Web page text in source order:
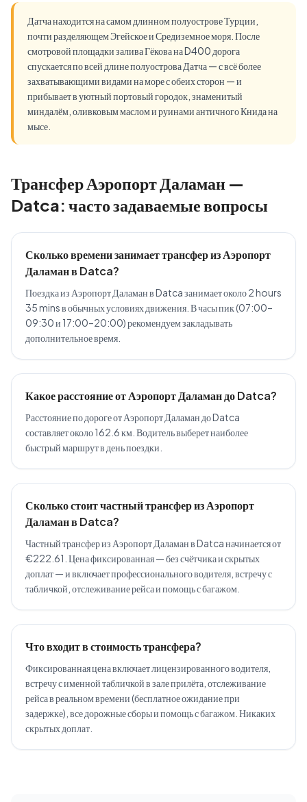
Датча находится на самом длинном полуострове Турции,
почти разделяющем Эгейское и Средиземное моря. После
смотровой площадки залива Гёкова на D400 дорога
спускается по всей длине полуострова Датча — с всё более
захватывающими видами на море с обеих сторон — и
прибывает в уютный портовый городок, знаменитый
миндалём, оливковым маслом и руинами античного Книда на
мысе.
Трансфер Аэропорт Даламан —
Datca: часто задаваемые вопросы
Сколько времени занимает трансфер из Аэропорт
Даламан в Datca?
Поездка из Аэропорт Даламан в Datca занимает около 2 hours
35 mins в обычных условиях движения. В часы пик (07:00–
09:30 и 17:00–20:00) рекомендуем закладывать
дополнительное время.
Какое расстояние от Аэропорт Даламан до Datca?
Расстояние по дороге от Аэропорт Даламан до Datca
составляет около 162.6 км. Водитель выберет наиболее
быстрый маршрут в день поездки.
Сколько стоит частный трансфер из Аэропорт
Даламан в Datca?
Частный трансфер из Аэропорт Даламан в Datca начинается от
€222.61. Цена фиксированная — без счётчика и скрытых
доплат — и включает профессионального водителя, встречу с
табличкой, отслеживание рейса и помощь с багажом.
Что входит в стоимость трансфера?
Фиксированная цена включает лицензированного водителя,
встречу с именной табличкой в зале прилёта, отслеживание
рейса в реальном времени (бесплатное ожидание при
задержке), все дорожные сборы и помощь с багажом. Никаких
скрытых доплат.